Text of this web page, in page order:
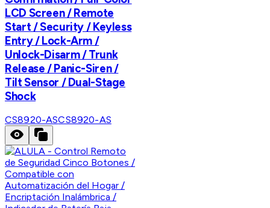
LCD Screen / Remote
Start / Security / Keyless
Entry / Lock-Arm /
Unlock-Disarm / Trunk
Release / Panic-Siren /
Tilt Sensor / Dual-Stage
Shock
CS8920-ASCS8920-AS